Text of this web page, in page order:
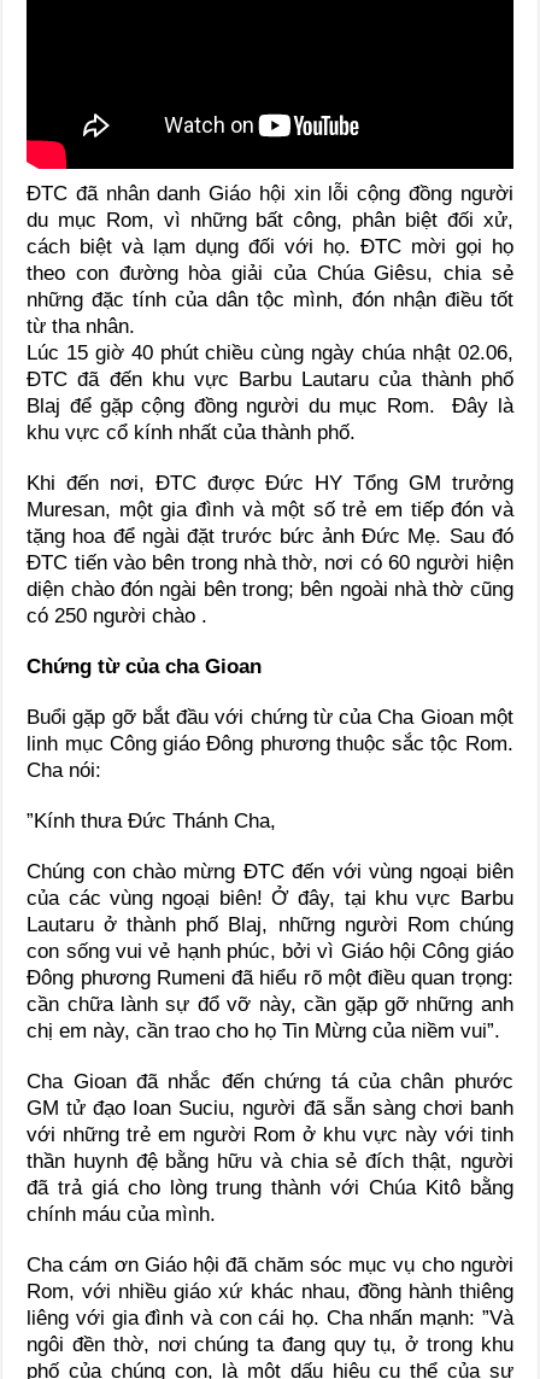
ĐTC đã nhân danh Giáo hội xin lỗi cộng đồng người
du mục Rom, vì những bất công, phân biệt đối xử,
cách biệt và lạm dụng đối với họ. ĐTC mời gọi họ
theo con đường hòa giải của Chúa Giêsu, chia sẻ
những đặc tính của dân tộc mình, đón nhận điều tốt
từ tha nhân.
Lúc 15 giờ 40 phút chiều cùng ngày chúa nhật 02.06,
ĐTC đã đến khu vực Barbu Lautaru của thành phố
Blaj để gặp cộng đồng người du mục Rom. Đây là
khu vực cổ kính nhất của thành phố.
Khi đến nơi, ĐTC được Đức HY Tổng GM trưởng
Muresan, một gia đình và một số trẻ em tiếp đón và
tặng hoa để ngài đặt trước bức ảnh Đức Mẹ. Sau đó
ĐTC tiến vào bên trong nhà thờ, nơi có 60 người hiện
diện chào đón ngài bên trong; bên ngoài nhà thờ cũng
có 250 người chào .
Chứng từ của cha Gioan
Buổi gặp gỡ bắt đầu với chứng từ của Cha Gioan một
linh mục Công giáo Đông phương thuộc sắc tộc Rom.
Cha nói:
”Kính thưa Đức Thánh Cha,
Chúng con chào mừng ĐTC đến với vùng ngoại biên
của các vùng ngoại biên! Ở đây, tại khu vực Barbu
Lautaru ở thành phố Blaj, những người Rom chúng
con sống vui vẻ hạnh phúc, bởi vì Giáo hội Công giáo
Đông phương Rumeni đã hiểu rõ một điều quan trọng:
cần chữa lành sự đổ vỡ này, cần gặp gỡ những anh
chị em này, cần trao cho họ Tin Mừng của niềm vui”.
Cha Gioan đã nhắc đến chứng tá của chân phước
GM tử đạo Ioan Suciu, người đã sẵn sàng chơi banh
với những trẻ em người Rom ở khu vực này với tinh
thần huynh đệ bằng hữu và chia sẻ đích thật, người
đã trả giá cho lòng trung thành với Chúa Kitô bằng
chính máu của mình.
Cha cám ơn Giáo hội đã chăm sóc mục vụ cho người
Rom, với nhiều giáo xứ khác nhau, đồng hành thiêng
liêng với gia đình và con cái họ. Cha nhấn mạnh: ”Và
ngôi đền thờ, nơi chúng ta đang quy tụ, ở trong khu
phố của chúng con, là một dấu hiệu cụ thể của sự